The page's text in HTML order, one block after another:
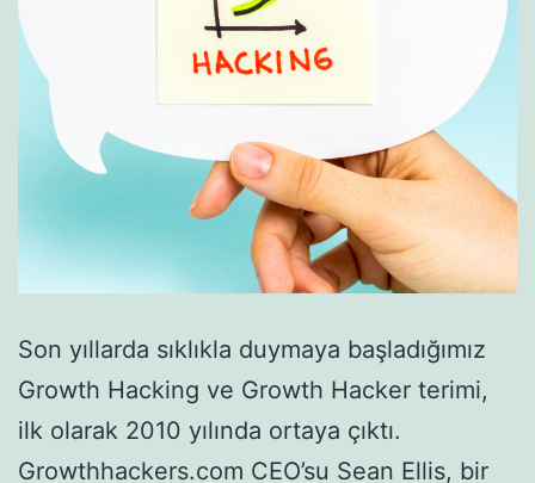
Son yıllarda sıklıkla duymaya başladığımız
Growth Hacking ve Growth Hacker terimi,
ilk olarak 2010 yılında ortaya çıktı.
Growthhackers.com CEO’su Sean Ellis, bir